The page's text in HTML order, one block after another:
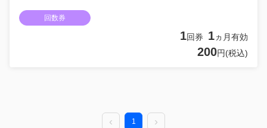
回数券
1回券 1ヵ月有効
200円(税込)
1